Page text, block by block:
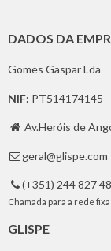
DADOS DA
Gomes Gaspar Lda
NIF: PT514174145
 Av.Heróis de
 geral@glispe.com
 (+351) 244 827
Chamada para a rede fixa
GLISPE